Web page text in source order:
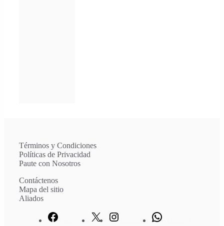
Términos y Condiciones
Políticas de Privacidad
Paute con Nosotros
Contáctenos
Mapa del sitio
Aliados
Facebook X Instagram